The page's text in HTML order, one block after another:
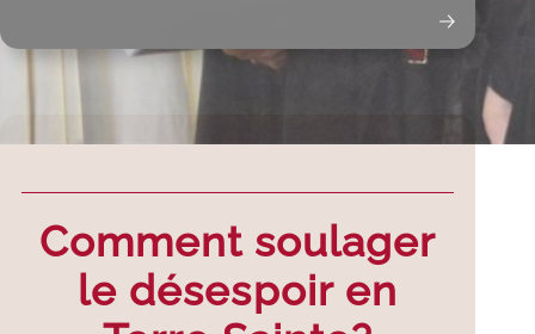
Comment soulager
le désespoir en